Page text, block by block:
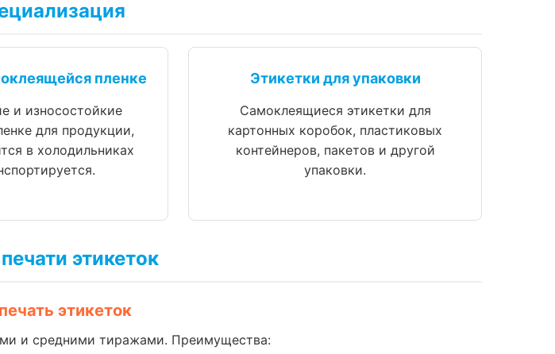
пленке
и износостойкие
для продукции,
в холодильниках
Этикетки для упаковки
Самоклеящиеся этикетки для
картонных коробок, пластиковых
контейнеров, пакетов и другой
упаковки.
этикеток
этикеток
и средними тиражами. Преимущества: